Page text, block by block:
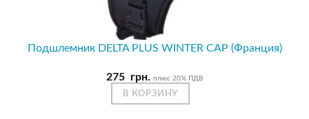
Подшлемник DELTA PLUS WINTER CAP (Франция)
275 грн. плюс 20% ПДВ
В КОРЗИНУ